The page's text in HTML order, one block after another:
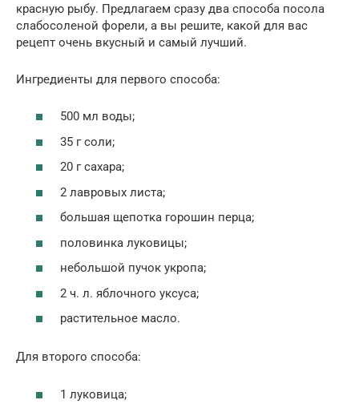
красную рыбу. Предлагаем сразу два способа посола
слабосоленой форели, а вы решите, какой для вас
рецепт очень вкусный и самый лучший.
Ингредиенты для первого способа:
500 мл воды;
35 г соли;
20 г сахара;
2 лавровых листа;
большая щепотка горошин перца;
половинка луковицы;
небольшой пучок укропа;
2 ч. л. яблочного уксуса;
растительное масло.
Для второго способа:
1 луковица;